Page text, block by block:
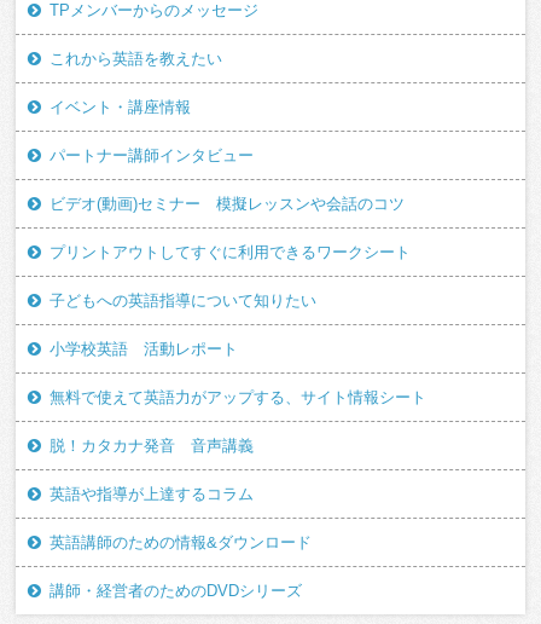
TPメンバーからのメッセージ
これから英語を教えたい
イベント・講座情報
パートナー講師インタビュー
ビデオ(動画)セミナー 模擬レッスンや会話のコツ
プリントアウトしてすぐに利用できるワークシート
子どもへの英語指導について知りたい
小学校英語 活動レポート
無料で使えて英語力がアップする、サイト情報シート
脱！カタカナ発音 音声講義
英語や指導が上達するコラム
英語講師のための情報&ダウンロード
講師・経営者のためのDVDシリーズ